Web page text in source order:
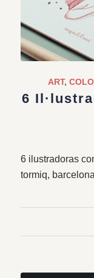
ART,
6
6 ilustradoras
tormiq,